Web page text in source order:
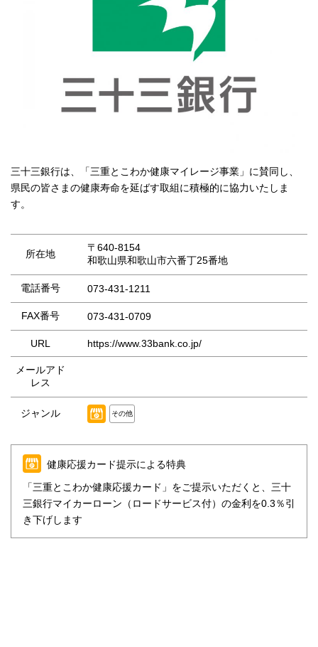
三十三銀行は、「三重とこわか健康マイレージ事業」に賛同し、
県民の皆さまの健康寿命を延ばす取組に積極的に協力いたしま
す。
所在地
〒640-8154
和歌山県和歌山市六番丁25番地
電話番号 073-431-1211
FAX番号 073-431-0709
URL https://www.33bank.co.jp/
メールアド
レス
ジャンル その他
健康応援カード提示による特典
「三重とこわか健康応援カード」をご提示いただくと、三十
三銀行マイカーローン（ロードサービス付）の金利を0.3％引
き下げします